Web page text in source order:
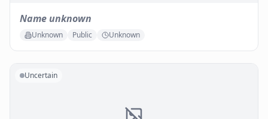
Name unknown
Unknown Public Unknown
Uncertain